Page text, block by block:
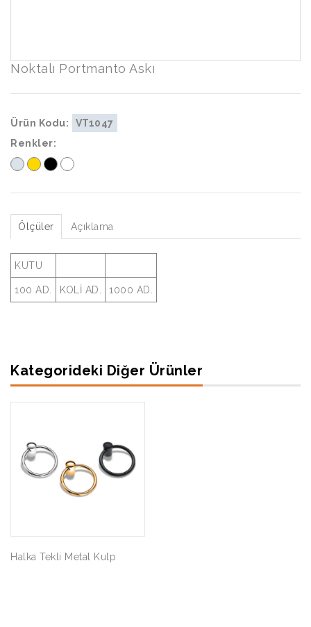
Noktalı Portmanto Askı
Ürün Kodu:
VT1047
Renkler:
Ölçüler Açıklama
KUTU
100 AD. KOLİ AD. 1000 AD.
Kategorideki Diğer Ürünler
Halka Tekli Metal Kulp